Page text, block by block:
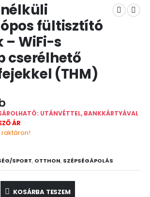
fültisztító
– WiFi-s
cserélhető
(THM)
UTÁNVÉTTEL, BANKKÁRTYÁVAL
ÁR
raktáron!
SPORT, OTTHON, SZÉPSÉGÁPOLÁS
KOSÁRBA TESZEM